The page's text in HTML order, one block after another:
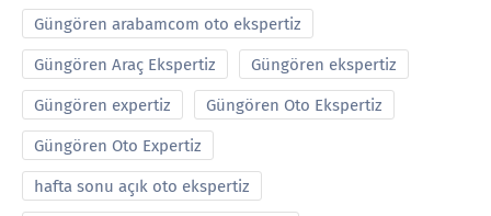
Güngören arabamcom oto ekspertiz
Güngören Araç Ekspertiz Güngören ekspertiz
Güngören expertiz Güngören Oto Ekspertiz
Güngören Oto Expertiz
hafta sonu açık oto ekspertiz